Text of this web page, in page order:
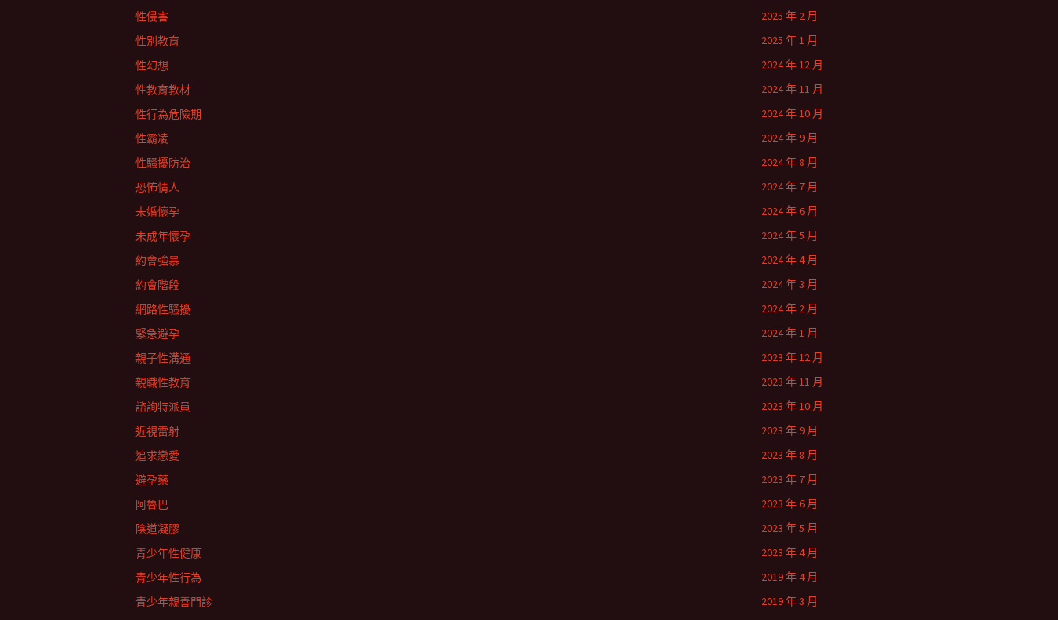
2025 年 2 月
2025 年 1 月
2024 年 12 月
2024 年 11 月
2024 年 10 月
2024 年 9 月
2024 年 8 月
2024 年 7 月
2024 年 6 月
2024 年 5 月
2024 年 4 月
2024 年 3 月
2024 年 2 月
2024 年 1 月
2023 年 12 月
2023 年 11 月
2023 年 10 月
2023 年 9 月
2023 年 8 月
2023 年 7 月
2023 年 6 月
2023 年 5 月
2023 年 4 月
2019 年 4 月
2019 年 3 月
性侵害
性別教育
性幻想
性教育教材
性行為危險期
性霸凌
性騷擾防治
恐怖情人
未婚懷孕
未成年懷孕
約會強暴
約會階段
網路性騷擾
緊急避孕
親子性溝通
親職性教育
諮詢特派員
近視雷射
追求戀愛
避孕藥
阿魯巴
陰道凝膠
青少年性健康
青少年性行為
青少年親善門診